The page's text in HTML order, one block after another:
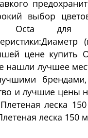
выбор
Octa
цене купить
нашли лучшее
и лучшие цены
леска
леска 150